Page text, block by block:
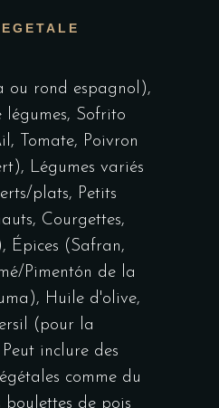
ou rond espagnol),
légumes, Sofrito
Tomate, Poivron
Légumes variés
plats, Petits
Courgettes,
Épices (Safran,
Pimentón de la
Huile d'olive,
(pour la
inclure des
comme du
boulettes de pois